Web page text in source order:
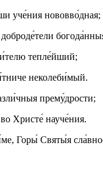
уче́ния нововво́дная;
тепле́йший;
неколеби́мый.
прему́дрости;
Христе́ науче́ния.
Горы́ Святы́я